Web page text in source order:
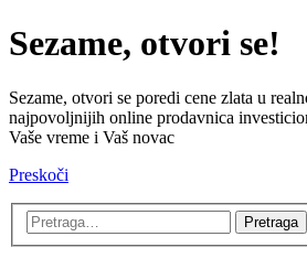
Sezame, otvori se!
Sezame, otvori se poredi cene zlata u
najpovoljnijih online prodavnica
Vaše vreme i Vaš novac
Preskoči
Pretraga